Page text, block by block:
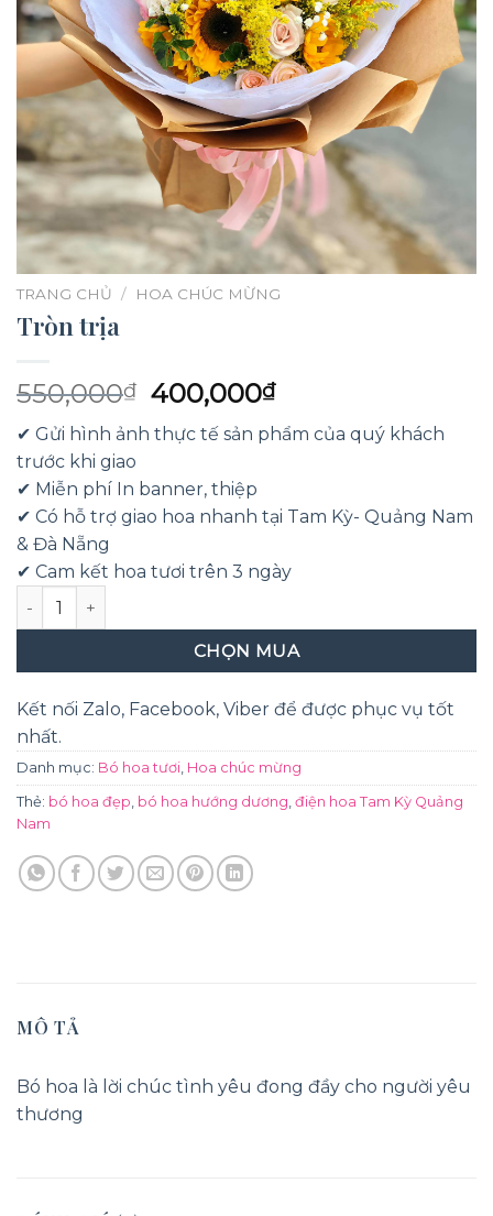
TRANG CHỦ / HOA CHÚC MỪNG
Tròn trịa
550,000₫ Giá
gốc
là:
400,000₫Giá
hiện
tại
✔ Gửi hình ảnh thực tế sản phẩm của quý khách
trước khi giao
✔ Miễn phí In banner, thiệp
✔ Có hỗ trợ giao hoa nhanh tại Tam Kỳ- Quảng Nam
& Đà Nẵng
✔ Cam kết hoa tươi trên 3 ngày
Tròn trịa số lượng
CHỌN MUA
Kết nối Zalo, Facebook, Viber để được phục vụ tốt
nhất.
Danh mục: Bó hoa tươi, Hoa chúc mừng
Thẻ: bó hoa đẹp, bó hoa hướng dương, điện hoa Tam Kỳ Quảng
Nam
MÔ TẢ
Bó hoa là lời chúc tình yêu đong đầy cho người yêu
thương